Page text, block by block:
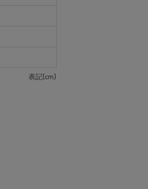
表記(cm)